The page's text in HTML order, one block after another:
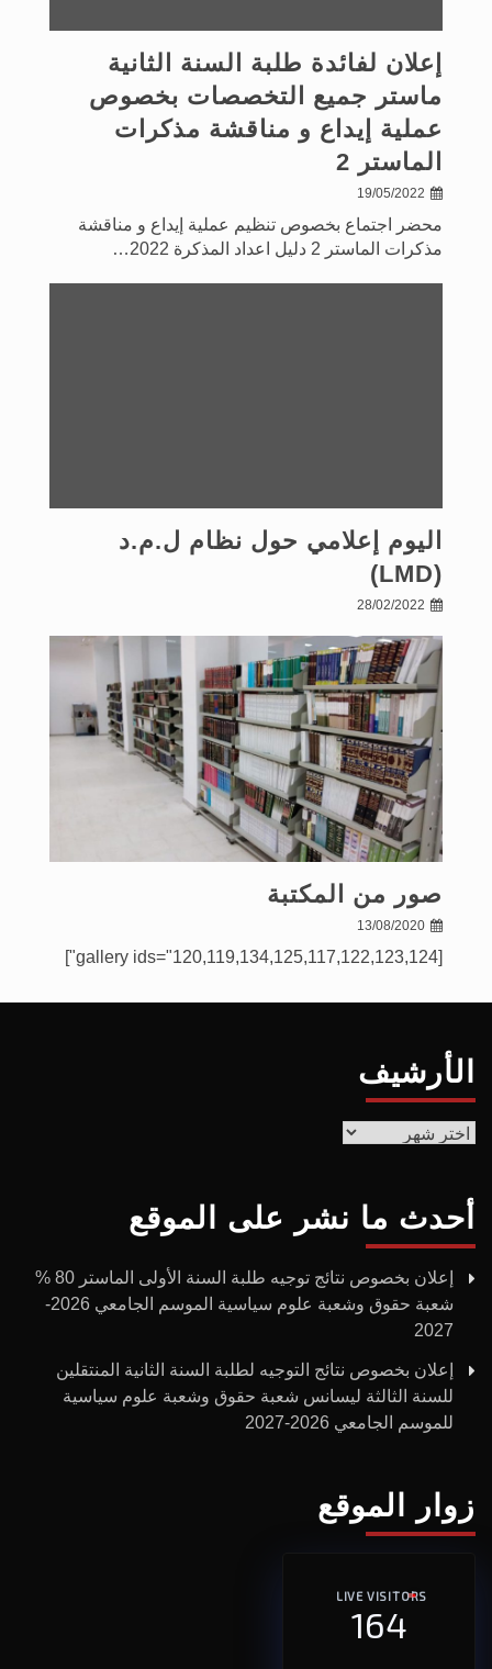
إعلان لفائدة طلبة السنة الثانية
ماستر جميع التخصصات بخصوص
عملية إيداع و مناقشة مذكرات
الماستر 2
19/05/2022
محضر اجتماع بخصوص تنظيم عملية إيداع و مناقشة
مذكرات الماستر 2 دليل اعداد المذكرة 2022…
اليوم إعلامي حول نظام ل.م.د
(LMD)
28/02/2022
صور من المكتبة
13/08/2020
[gallery ids="120,119,134,125,117,122,123,124"]
الأرشيف
الأرشيف
أحدث ما نشر على الموقع
إعلان بخصوص نتائج توجيه طلبة السنة الأولى الماستر 80 %
شعبة حقوق وشعبة علوم سياسية الموسم الجامعي 2026-
2027
إعلان بخصوص نتائج التوجيه لطلبة السنة الثانية المنتقلين
للسنة الثالثة ليسانس شعبة حقوق وشعبة علوم سياسية
للموسم الجامعي 2026-2027
زوار الموقع
LIVE VISITORS
164